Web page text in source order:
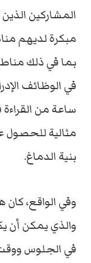
المشاركين
مبكرة لديهم
بما في ذلك
ساعة من
مثالية للحصول
بنية الدماغ.
وفي الواقع، كان
والذي يمكن أن
في الجلوس ووقت